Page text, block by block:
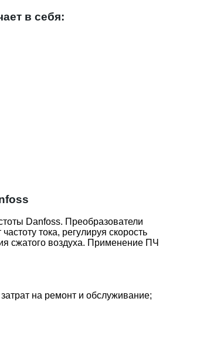
в себя:
Danfoss. Преобразователи
тока, регулируя скорость
сжатого воздуха. Применение ПЧ
на ремонт и обслуживание;